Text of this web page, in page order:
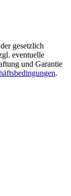
gesetzlich
eventuelle
und Garantie
.